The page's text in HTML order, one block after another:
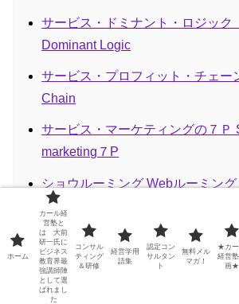
サービス・ドミナント・ロジッ
Dominant Logic
サービス・プロフィット・チェ
Chain
サービス・マーケティングの７Ｐ
marketing７P
ショウルーミング Webルーミン
ソーシャルグラフ social graph
ソーシャルリスニング・傾聴
ソーシャル戦略 Social Platform
ホーム
カール経
営塾と
は 大前
研一氏に
ビジネス
教育界最
強講師陣
として選
ばれまし
た
コンサル
ティング
＆研修
経営学用
語集
認定コン
サルタン
ト
無料メル
マガ！
★カ
経営
画★